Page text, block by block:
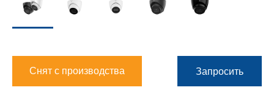
Снят с производства Запросить